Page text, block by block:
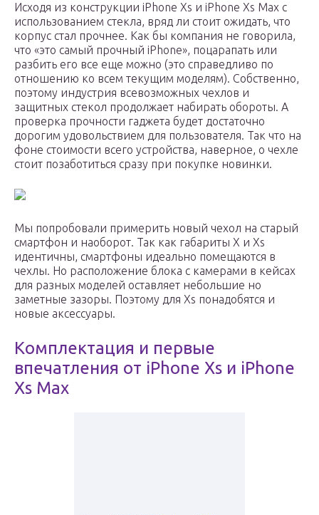
Исходя из конструкции iPhone Xs и iPhone Xs Max с
использованием стекла, вряд ли стоит ожидать, что
корпус стал прочнее. Как бы компания не говорила,
что «это самый прочный iPhone», поцарапать или
разбить его все еще можно (это справедливо по
отношению ко всем текущим моделям). Собственно,
поэтому индустрия всевозможных чехлов и
защитных стекол продолжает набирать обороты. А
проверка прочности гаджета будет достаточно
дорогим удовольствием для пользователя. Так что на
фоне стоимости всего устройства, наверное, о чехле
стоит позаботиться сразу при покупке новинки.
Мы попробовали примерить новый чехол на старый
смартфон и наоборот. Так как габариты X и Xs
идентичны, смартфоны идеально помещаются в
чехлы. Но расположение блока с камерами в кейсах
для разных моделей оставляет небольшие но
заметные зазоры. Поэтому для Xs понадобятся и
новые аксессуары.
Комплектация и первые
впечатления от iPhone Xs и iPhone
Xs Max